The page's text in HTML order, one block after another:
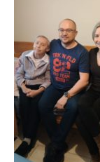
Nasz patron
Zarząd
Kontakt
Intencje
Sprawozdania